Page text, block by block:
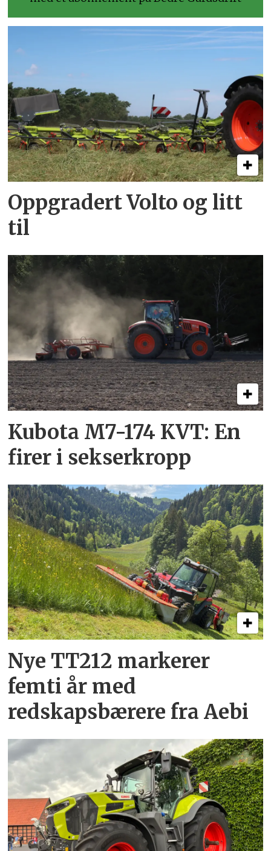
Oppgradert Volto og litt
til
Kubota M7-174 KVT: En
firer i sekserkropp
Nye TT212 markerer
femti år­ med
redskapsbærere fra Aebi